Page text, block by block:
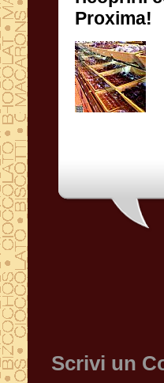
Proxima!
Scrivi un